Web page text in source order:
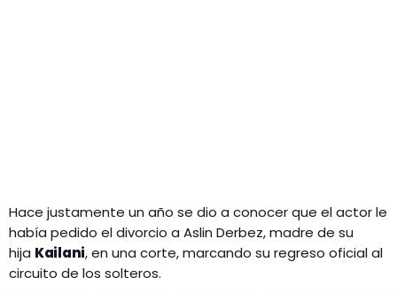
Hace justamente un año se dio a conocer que el actor le
había pedido el divorcio a Aslin Derbez, madre de su
hija Kailani, en una corte, marcando su regreso oficial al
circuito de los solteros.